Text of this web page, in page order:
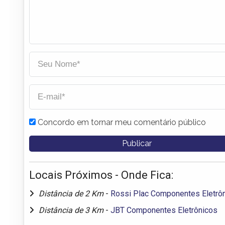
Concordo em tornar meu comentário público
Locais Próximos - Onde Fica:
Distância de 2 Km - Rossi Plac Componentes
Distância de 3 Km - JBT Componentes Eletrônicos